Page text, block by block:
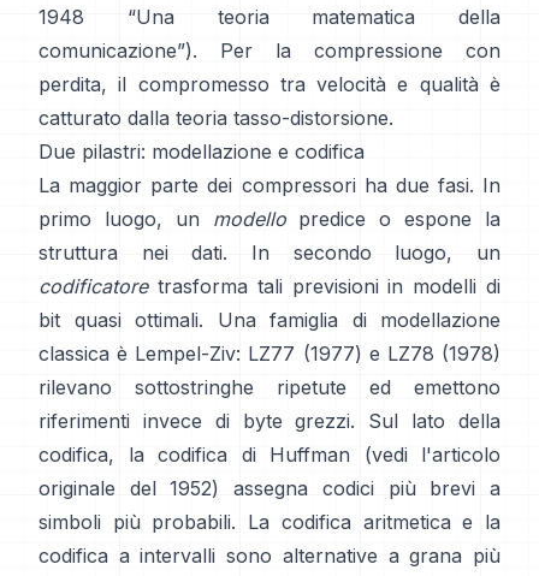
1948
“Una teoria matematica della
comunicazione”). Per la compressione con
perdita, il compromesso tra velocità e qualità è
catturato dalla teoria tasso-distorsione.
Due pilastri: modellazione e codifica
La maggior parte dei compressori ha due fasi. In
primo luogo, un modellopredice o espone la
struttura nei dati. In secondo luogo, un
codificatoretrasforma tali previsioni in modelli di
bit quasi ottimali. Una famiglia di modellazione
classica è Lempel-Ziv: LZ77 (1977) e LZ78 (1978)
rilevano sottostringhe ripetute ed emettono
riferimenti invece di byte grezzi. Sul lato della
codifica, la codifica di Huffman
(vedi l'articolo
originale del 1952) assegna codici più brevi a
simboli più probabili. La codifica aritmetica e la
codifica a intervalli sono alternative a grana più